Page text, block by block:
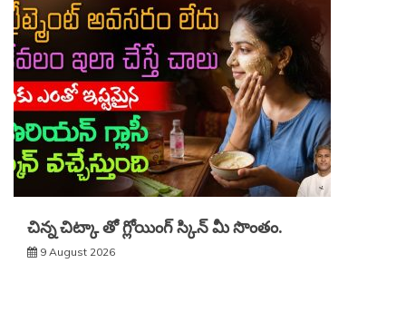
చిన్న చిట్కా తో గ్లోయింగ్ స్కిన్ మీ సొంతం.
9 August 2026